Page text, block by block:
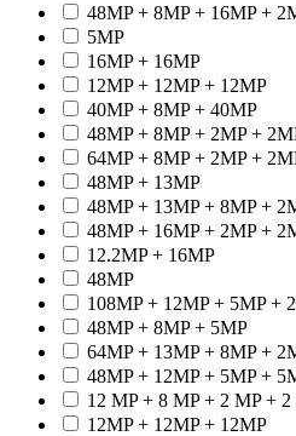
48MP + 8MP + 16MP +
5MP
16MP + 16MP
12MP + 12MP + 12MP
40MP + 8MP + 40MP
48MP + 8MP + 2MP +
64MP + 8MP + 2MP +
48MP + 13MP
48MP + 13MP + 8MP +
48MP + 16MP + 2MP +
12.2MP + 16MP
48MP
108MP + 12MP + 5MP +
48MP + 8MP + 5MP
64MP + 13MP + 8MP +
48MP + 12MP + 5MP +
12 MP + 8 MP + 2 MP +
12MP + 12MP + 12MP